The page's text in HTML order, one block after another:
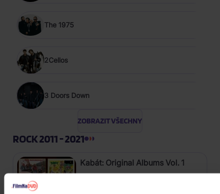
The 1975
2Cellos
3 Doors Down
ZOBRAZIT VŠECHNY
ROCK 2011 - 2021
Kabát: Original Albums Vol. 1